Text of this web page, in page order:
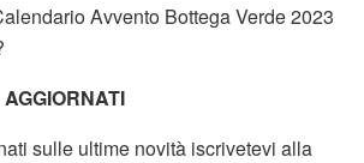
Avvento Bottega Verde 2023
sulle ultime novità iscrivetevi alla